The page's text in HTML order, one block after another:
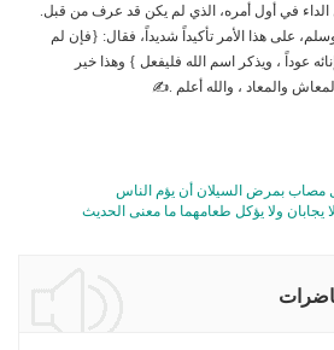
في أول أمره، الذي لم يكن قد عرف من قبل.
على هذا الأمر تأكيداً شديداً، فقال: {فإن لم
عوداً ، ويذكر اسم الله فليفعل } وهذا خير
والمعاد ، والله أعلم .✍
مصاب بمرض السيلان أن يؤم الناس
يجابان ولا يؤكل طعامهما ما معنى الحديث